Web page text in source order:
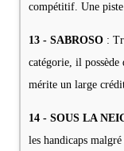
compétitif. Une
13 - SABROSO :
catégorie, il possède
mérite un large
14 - SOUS LA
les handicaps